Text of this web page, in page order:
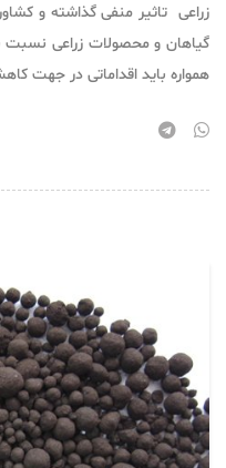
زراعی تاثیر منفی گذاشته و
گیاهان و محصولات زراعی
همواره باید اقداماتی در جهت